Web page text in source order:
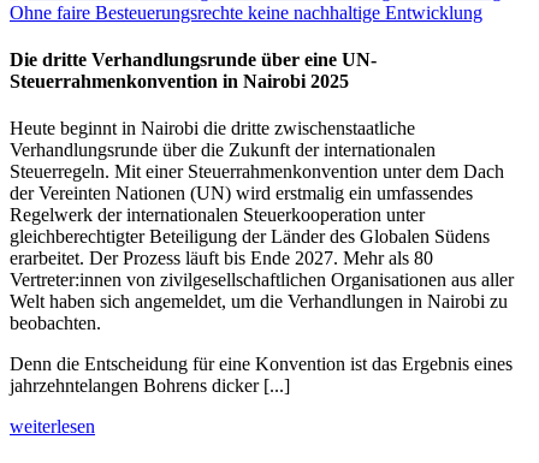
Ohne faire Besteuerungsrechte keine nachhaltige Entwicklung
Die dritte Verhandlungsrunde über eine UN-
Steuerrahmenkonvention in Nairobi 2025
Heute beginnt in Nairobi die dritte zwischenstaatliche
Verhandlungsrunde über die Zukunft der internationalen
Steuerregeln. Mit einer Steuerrahmenkonvention unter dem Dach
der Vereinten Nationen (UN) wird erstmalig ein umfassendes
Regelwerk der internationalen Steuerkooperation unter
gleichberechtigter Beteiligung der Länder des Globalen Südens
erarbeitet. Der Prozess läuft bis Ende 2027. Mehr als 80
Vertreter:innen von zivilgesellschaftlichen Organisationen aus aller
Welt haben sich angemeldet, um die Verhandlungen in Nairobi zu
beobachten.
Denn die Entscheidung für eine Konvention ist das Ergebnis eines
jahrzehntelangen Bohrens dicker [...]
weiterlesen